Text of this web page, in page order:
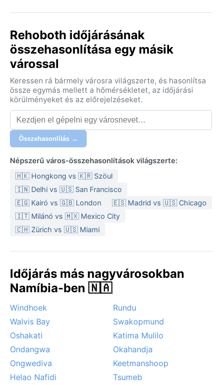
tartozik, ami rendkívül száraz és napos időjárást
jelent egész évben. A nyár (december–február)
perzselő: a nappali hőmérséklet gyakran 35–40 °C
augusztus) enyhe, nappal 20–25 °C, de hajnalban
akár fagy is előfordulhat. A csapadék rendkívül kevés,
éves átlagban 200 mm alatt marad, leginkább a nyári
hónapokban (november–április) hullik néhány heves
zivatar formájában. A páratartalom állandóan
alacsony. Utazáskor könnyű, légáteresztő ruházat,
erős naptej, kalap és napszemüveg szükséges; télen
A legkedvezőbb időszak a látogatásra a tél, májustól
szeptemberig, amikor a nappalok kellemesen melegek,
az éjszakák frissítően hűvösek, és szinte sosem esik.
Figyelemre méltó időjárási jelenség a homokvihar,
amely főleg késő tavasszal és nyáron tör fel, illetve a
a vidéket. Aki a tűző nap és a sivatagi szél ellenére
felfedezi Rehobothot, olyan tájat ismerhet meg, ahol
az égbolt szinte végtelen és a csillagok éjszakánként
vakítóan ragyognak.
Rehoboth időjárásának
összehasonlítása egy másik
várossal
Keressen rá bármely városra világszerte, és hasonlítsa
össze egymás mellett a hőmérsékletet, az időjárási
körülményeket és az előrejelzéseket.
Összehasonlítás →
Népszerű város-összehasonlítások világszerte:
🇭🇰 Hongkong vs 🇰🇷 Szöul
🇮🇳 Delhi vs 🇺🇸 San Francisco
🇪🇬 Kairó vs 🇬🇧 London
🇪🇸 Madrid vs 🇺🇸 Chicago
🇮🇹 Milánó vs 🇲🇽 Mexico City
🇨🇭 Zürich vs 🇺🇸 Miami
Időjárás más nagyvárosokban
Namíbia-ben 🇳🇦
Windhoek
Rundu
Walvis Bay
Swakopmund
Oshakati
Katima Mulilo
Ondangwa
Okahandja
Ongwediva
Keetmanshoop
Helao Nafidi
Tsumeb